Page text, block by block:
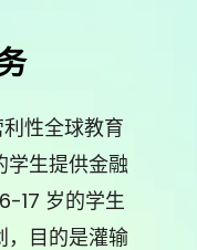
性全球教育
学生提供金融
17 岁的学生
，目的是灌输